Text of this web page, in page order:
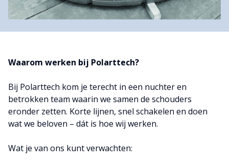
Waarom werken bij Polarttech?
Bij Polarttech kom je terecht in een nuchter en
betrokken team waarin we samen de schouders
eronder zetten. Korte lijnen, snel schakelen en doen
wat we beloven – dát is hoe wij werken.
Wat je van ons kunt verwachten: